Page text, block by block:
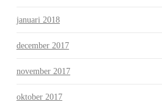
januari 2018
december 2017
november 2017
oktober 2017